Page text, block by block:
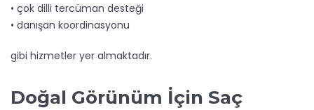
• çok dilli tercüman desteği
• danışan koordinasyonu
gibi hizmetler yer almaktadır.
Doğal Görünüm İçin Saç